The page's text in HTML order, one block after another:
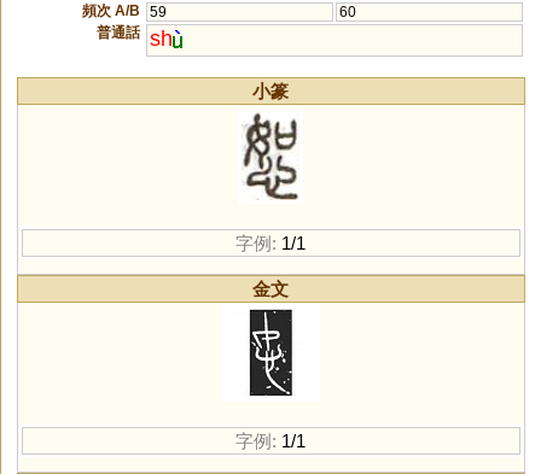
頻次 A/B
59
60
普通話 sh
小篆
字例: 1/1
金文
字例: 1/1